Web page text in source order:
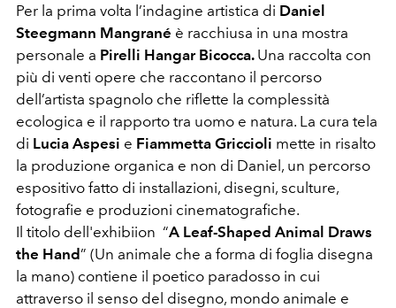
Per la prima volta l’indagine artistica di Daniel
Steegmann Mangrané è racchiusa in una mostra
personale a Pirelli Hangar Bicocca. Una raccolta con
più di venti opere che raccontano il percorso
dell’artista spagnolo che riflette la complessità
ecologica e il rapporto tra uomo e natura. La cura tela
di Lucia Aspesi e Fiammetta Griccioli mette in risalto
la produzione organica e non di Daniel, un percorso
espositivo fatto di installazioni, disegni, sculture,
fotografie e produzioni cinematografiche.
Il titolo dell'exhibiion “A Leaf-Shaped Animal Draws
the Hand” (Un animale che a forma di foglia disegna
la mano) contiene il poetico paradosso in cui
attraverso il senso del disegno, mondo animale e